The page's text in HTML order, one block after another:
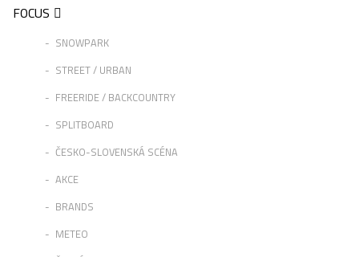
FOCUS
SNOWPARK
STREET / URBAN
FREERIDE / BACKCOUNTRY
SPLITBOARD
ČESKO-SLOVENSKÁ SCÉNA
AKCE
BRANDS
METEO